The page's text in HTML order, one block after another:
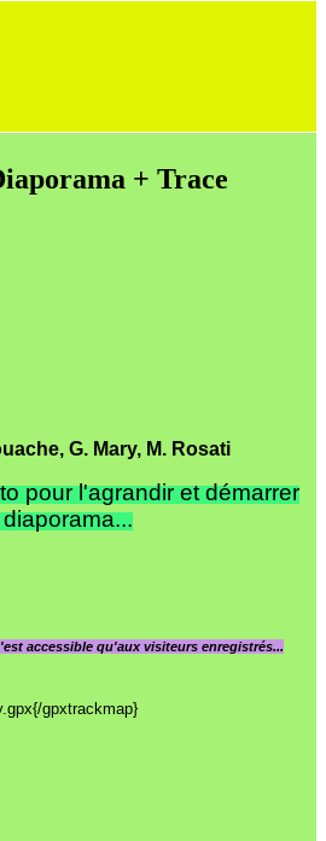
+ Trace
G. Mary, M. Rosati
pour l'agrandir et démarrer
accessible qu'aux visiteurs enregistrés...
gpxtrackmap}